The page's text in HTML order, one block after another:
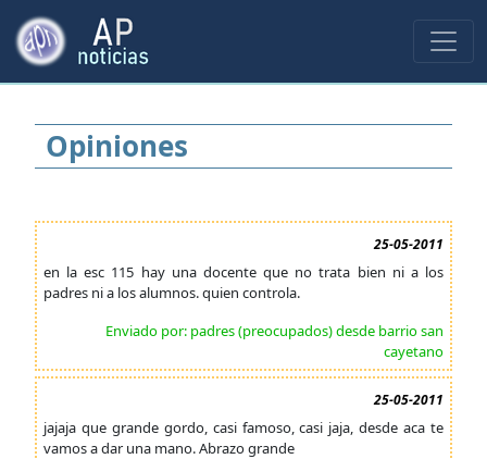
Opiniones
25-05-2011
en la esc 115 hay una docente que no trata bien ni a los
padres ni a los alumnos. quien controla.
Enviado por: padres (preocupados) desde barrio san
cayetano
25-05-2011
jajaja que grande gordo, casi famoso, casi jaja, desde aca te
vamos a dar una mano. Abrazo grande